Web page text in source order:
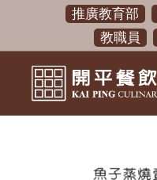
推廣教育部
教職員